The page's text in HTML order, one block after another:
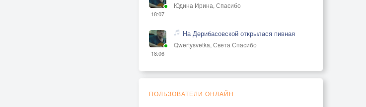
18:07
Юдина Ирина, Спасибо
18:06
На Дерибасовской открылася пивная
Qwertysvetka, Света Спасибо
ПОЛЬЗОВАТЕЛИ ОНЛАЙН